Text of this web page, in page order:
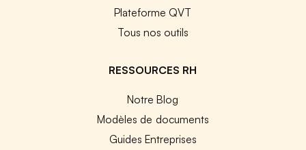
Plateforme QVT
Tous nos outils
RESSOURCES RH
Notre Blog
Modèles de documents
Guides Entreprises